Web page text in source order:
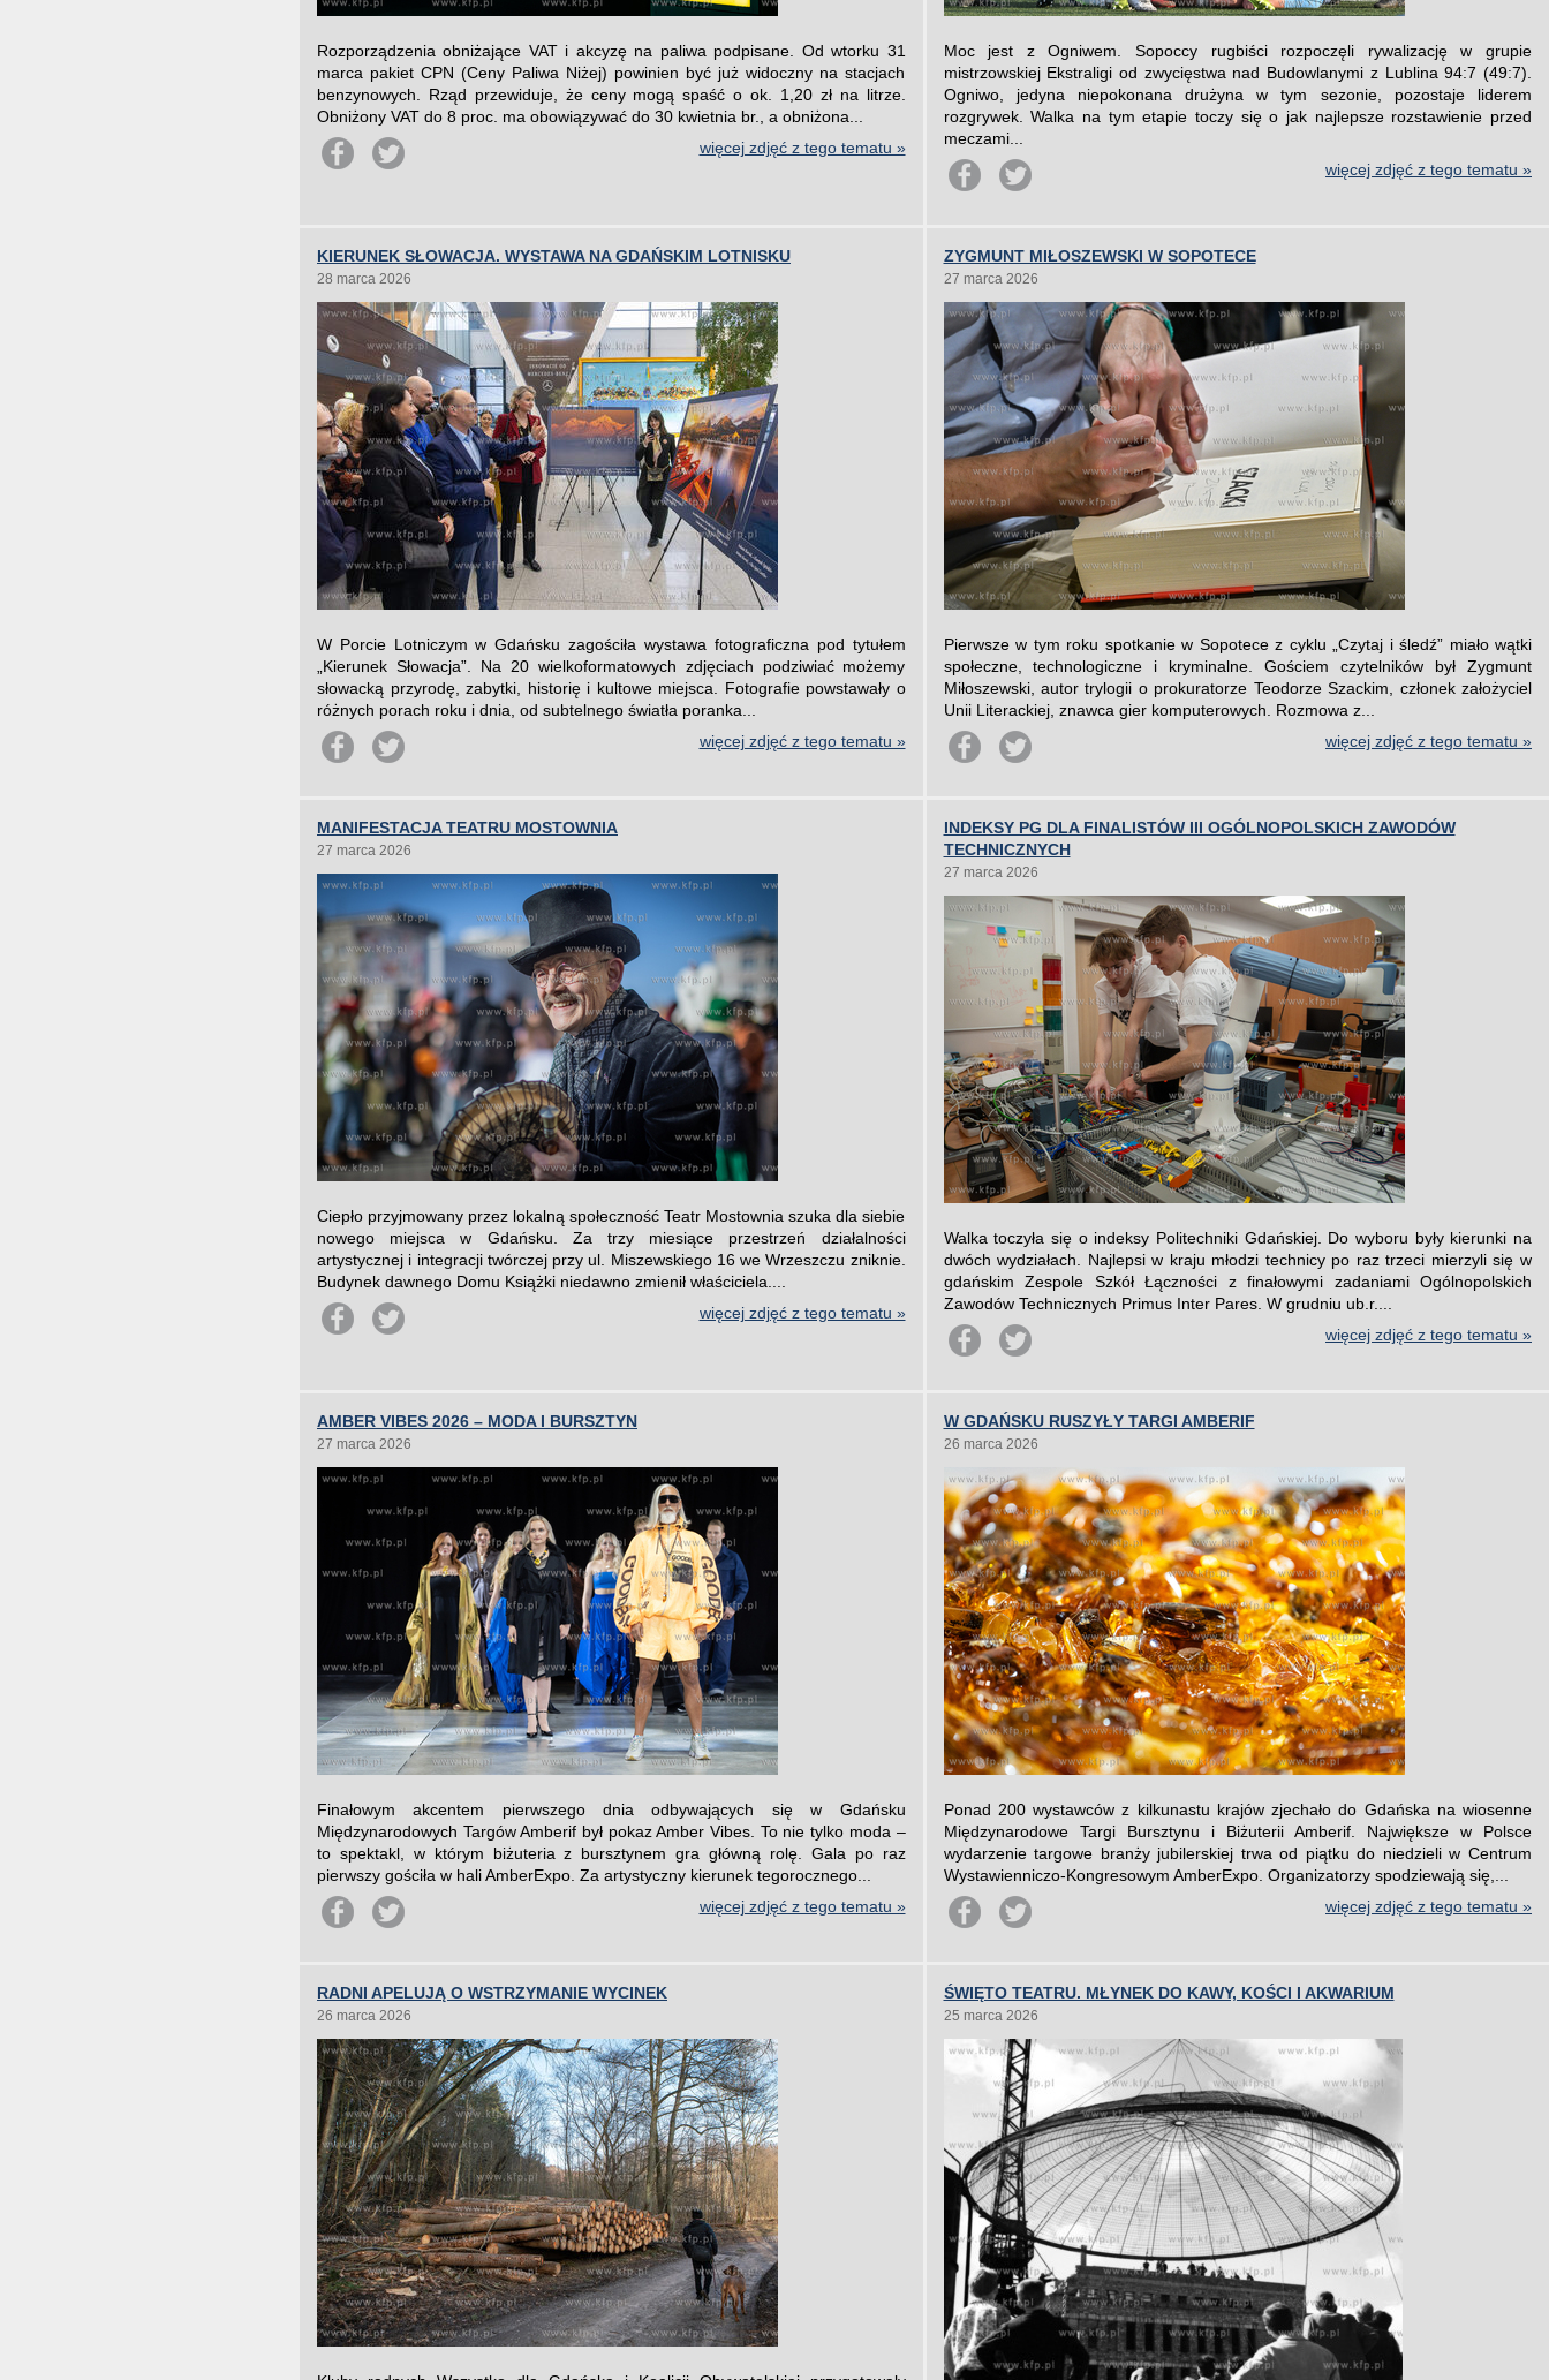
Rozporządzenia obniżające VAT i akcyzę na paliwa podpisane. Od wtorku 31
marca pakiet CPN (Ceny Paliwa Niżej) powinien być już widoczny na stacjach
benzynowych. Rząd przewiduje, że ceny mogą spaść o ok. 1,20 zł na litrze.
Obniżony VAT do 8 proc. ma obowiązywać do 30 kwietnia br., a obniżona...
więcej zdjęć z tego tematu »
Moc jest z Ogniwem. Sopoccy rugbiści rozpoczęli rywalizację w grupie
mistrzowskiej Ekstraligi od zwycięstwa nad Budowlanymi z Lublina 94:7 (49:7).
Ogniwo, jedyna niepokonana drużyna w tym sezonie, pozostaje liderem
rozgrywek. Walka na tym etapie toczy się o jak najlepsze rozstawienie przed
meczami...
więcej zdjęć z tego tematu »
KIERUNEK SŁOWACJA. WYSTAWA NA GDAŃSKIM LOTNISKU
28 marca 2026
W Porcie Lotniczym w Gdańsku zagościła wystawa fotograficzna pod tytułem
„Kierunek Słowacja”. Na 20 wielkoformatowych zdjęciach podziwiać możemy
słowacką przyrodę, zabytki, historię i kultowe miejsca. Fotografie powstawały o
różnych porach roku i dnia, od subtelnego światła poranka...
więcej zdjęć z tego tematu »
ZYGMUNT MIŁOSZEWSKI W SOPOTECE
27 marca 2026
Pierwsze w tym roku spotkanie w Sopotece z cyklu „Czytaj i śledź” miało wątki
społeczne, technologiczne i kryminalne. Gościem czytelników był Zygmunt
Miłoszewski, autor trylogii o prokuratorze Teodorze Szackim, członek założyciel
Unii Literackiej, znawca gier komputerowych. Rozmowa z...
więcej zdjęć z tego tematu »
MANIFESTACJA TEATRU MOSTOWNIA
27 marca 2026
Ciepło przyjmowany przez lokalną społeczność Teatr Mostownia szuka dla siebie
nowego miejsca w Gdańsku. Za trzy miesiące przestrzeń działalności
artystycznej i integracji twórczej przy ul. Miszewskiego 16 we Wrzeszczu zniknie.
Budynek dawnego Domu Książki niedawno zmienił właściciela....
więcej zdjęć z tego tematu »
INDEKSY PG DLA FINALISTÓW III OGÓLNOPOLSKICH ZAWODÓW
TECHNICZNYCH
27 marca 2026
Walka toczyła się o indeksy Politechniki Gdańskiej. Do wyboru były kierunki na
dwóch wydziałach. Najlepsi w kraju młodzi technicy po raz trzeci mierzyli się w
gdańskim Zespole Szkół Łączności z finałowymi zadaniami Ogólnopolskich
Zawodów Technicznych Primus Inter Pares. W grudniu ub.r....
więcej zdjęć z tego tematu »
AMBER VIBES 2026 – MODA I BURSZTYN
27 marca 2026
Finałowym akcentem pierwszego dnia odbywających się w Gdańsku
Międzynarodowych Targów Amberif był pokaz Amber Vibes. To nie tylko moda –
to spektakl, w którym biżuteria z bursztynem gra główną rolę. Gala po raz
pierwszy gościła w hali AmberExpo. Za artystyczny kierunek tegorocznego...
więcej zdjęć z tego tematu »
W GDAŃSKU RUSZYŁY TARGI AMBERIF
26 marca 2026
Ponad 200 wystawców z kilkunastu krajów zjechało do Gdańska na wiosenne
Międzynarodowe Targi Bursztynu i Biżuterii Amberif. Największe w Polsce
wydarzenie targowe branży jubilerskiej trwa od piątku do niedzieli w Centrum
Wystawienniczo-Kongresowym AmberExpo. Organizatorzy spodziewają się,...
więcej zdjęć z tego tematu »
RADNI APELUJĄ O WSTRZYMANIE WYCINEK
26 marca 2026
ŚWIĘTO TEATRU. MŁYNEK DO KAWY, KOŚCI I AKWARIUM
25 marca 2026